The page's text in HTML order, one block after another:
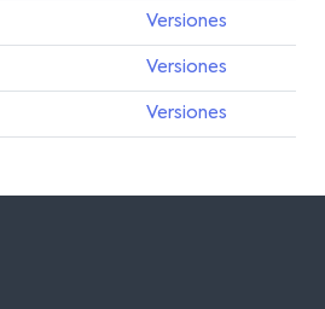
Versiones
Versiones
Versiones